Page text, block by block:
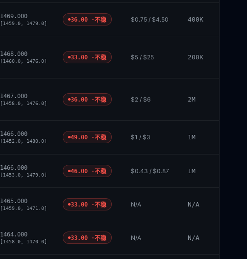
1469.000
[1459.0, 1479.0]
36.00 ·不稳 $0.75 / $4.50 400K
1468.000
[1460.0, 1476.0]
33.00 ·不稳 $5 / $25 200K
1467.000
[1458.0, 1476.0]
36.00 ·不稳 $2 / $6 2M
1466.000
[1452.0, 1480.0]
49.00 ·不稳 $1 / $3 1M
1466.000
[1453.0, 1479.0]
46.00 ·不稳 $0.43 / $0.87 1M
1465.000
[1459.0, 1471.0]
33.00 ·不稳 N/A N/A
1464.000
[1458.0, 1470.0]
33.00 ·不稳 N/A N/A